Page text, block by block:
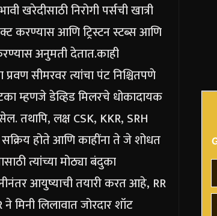
खरेदीसाठी निरोगी पर्सची खात्री
करण्यास आणि ट्रिस्टन स्टब्स आणि
अनुमती देतात.काही
सीमरवर त्यांचा पंट निश्चितपणे
म्हणजे डेव्हिड मिलरचे धोकादायक
तथापि, लक्ष CSK, KKR, SRH
होते आणि काहींना ते जे शोधत
त्यांच्या मोठ्या बंदुका
आयुष्याची तयारी करत आहे, RR
लिलावात जोरदार शॉट